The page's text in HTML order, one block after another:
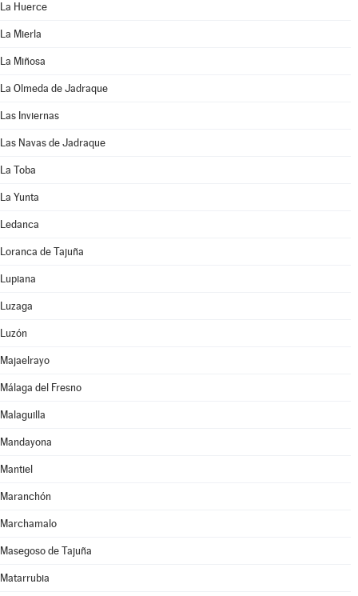
La Huerce
La Mierla
La Miñosa
La Olmeda de Jadraque
Las Inviernas
Las Navas de Jadraque
La Toba
La Yunta
Ledanca
Loranca de Tajuña
Lupiana
Luzaga
Luzón
Majaelrayo
Málaga del Fresno
Malaguilla
Mandayona
Mantiel
Maranchón
Marchamalo
Masegoso de Tajuña
Matarrubia